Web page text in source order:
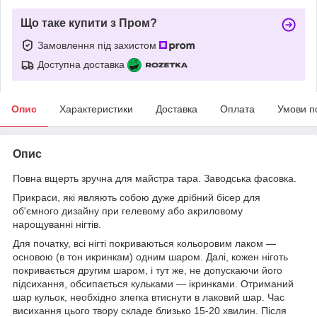
Що таке купити з Пром?
Замовлення під захистом
Доступна доставка
Опис Характеристики Доставка Оплата Умови
Опис
Повна вщерть зручна для майстра тара. Заводська фасовка.
Прикраси, які являють собою дуже дрібний бісер для
об'ємного дизайну при гелевому або акриловому
нарощуванні нігтів.
Для початку, всі нігті покриваються кольоровим лаком —
основою (в тон икринкам) одним шаром. Далі, кожен ніготь
покривається другим шаром, і тут же, не допускаючи його
підсихання, обсипається кульками — ікринками. Отриманий
шар кульок, необхідно злегка втиснути в лаковий шар. Час
висихання цього твору складе близько 15-20 хвилин. Після